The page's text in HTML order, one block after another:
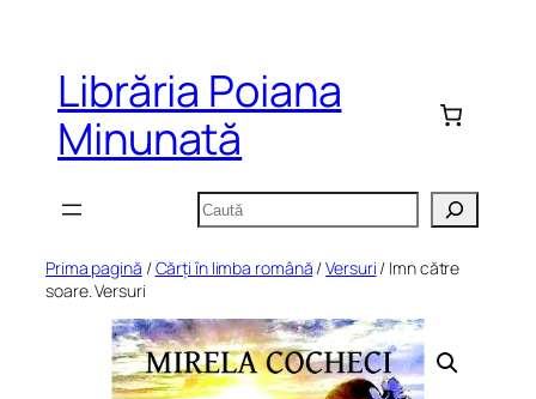
conținutLibrăria Poiana
Minunată
Caută
Prima pagină /Cărți în limba română /Versuri / Imn către
soare. Versuri